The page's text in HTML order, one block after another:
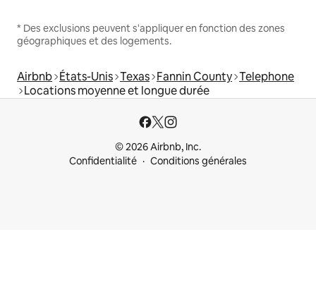
* Des exclusions peuvent s'appliquer en fonction des zones
géographiques et des logements.
Airbnb États-Unis Texas Fannin County Telephone
Locations moyenne et longue durée
© 2026 Airbnb, Inc.
Confidentialité
Conditions générales